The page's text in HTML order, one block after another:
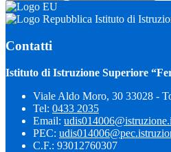
Istituto di
Contatti
Istituto di Istruzione Superiore
Viale Aldo Moro, 30 33028 -
Tel: 0433 2035
Email:
PEC:
C.F.: 93012760307